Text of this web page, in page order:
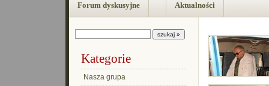
Forum dyskusyjne Aktualności
Kategorie
Nasza grupa